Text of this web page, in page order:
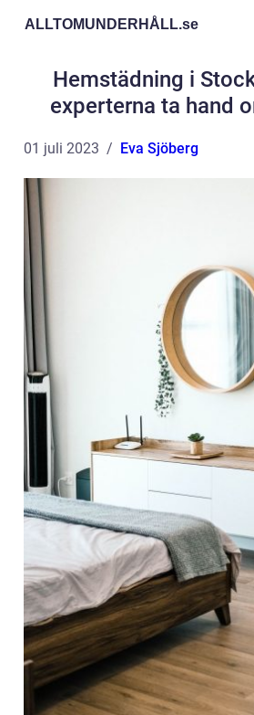
ALLTOMUNDERHÅLL.se
Hemstädning i
experterna ta hand
01 juli 2023 Eva Sjöberg